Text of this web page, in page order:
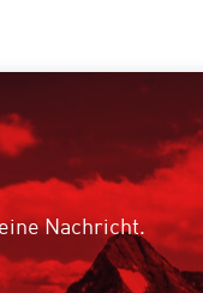
Nachricht.